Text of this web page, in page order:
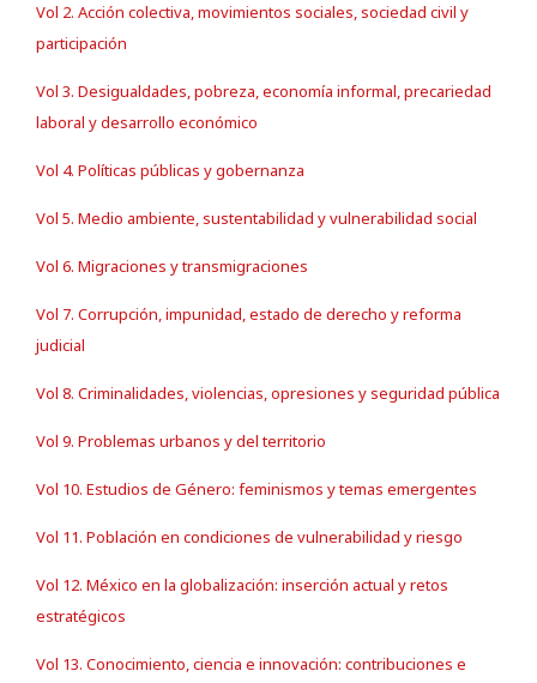
Vol 2. Acción colectiva, movimientos sociales, sociedad civil y
participación
Vol 3. Desigualdades, pobreza, economía informal, precariedad
laboral y desarrollo económico
Vol 4. Políticas públicas y gobernanza
Vol 5. Medio ambiente, sustentabilidad y vulnerabilidad social
Vol 6. Migraciones y transmigraciones
Vol 7. Corrupción, impunidad, estado de derecho y reforma
judicial
Vol 8. Criminalidades, violencias, opresiones y seguridad pública
Vol 9. Problemas urbanos y del territorio
Vol 10. Estudios de Género: feminismos y temas emergentes
Vol 11. Población en condiciones de vulnerabilidad y riesgo
Vol 12. México en la globalización: inserción actual y retos
estratégicos
Vol 13. Conocimiento, ciencia e innovación: contribuciones e